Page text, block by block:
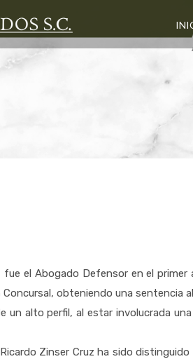
fue el Abogado Defensor en el
obteniendo una sentencia
un alto perfil, al estar involucrada
Zinser Cruz ha sido